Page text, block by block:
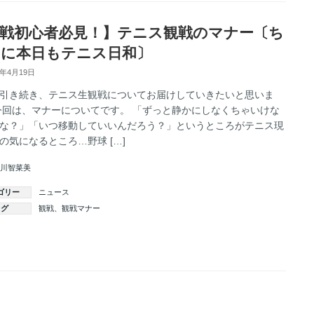
初心者必見！】テニス観戦のマナー〔ち
本日もテニス日和〕
4月19日
き続き、テニス生観戦についてお届けしていきたいと思いま
は、マナーについてです。 「ずっと静かにしなくちゃいけな
？」「いつ移動していいんだろう？」というところがテニス現
気になるところ…野球 […]
智菜美
リー
ニュース
観戦、 観戦マナー